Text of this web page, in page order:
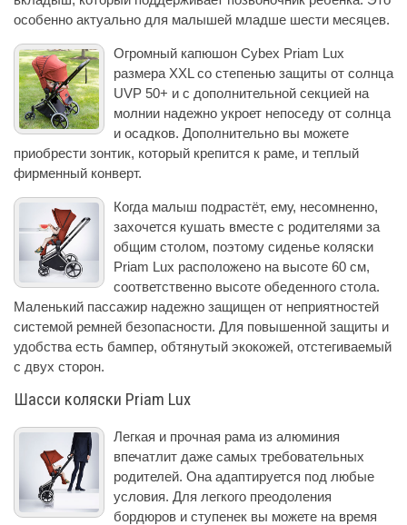
особенно актуально для малышей младше шести месяцев.
Огромный капюшон Cybex Priam Lux
размера XXL со степенью защиты от солнца
UVP 50+ и с дополнительной секцией на
молнии надежно укроет непоседу от солнца
и осадков. Дополнительно вы можете
приобрести зонтик, который крепится к раме, и теплый
фирменный конверт.
Когда малыш подрастёт, ему, несомненно,
захочется кушать вместе с родителями за
общим столом, поэтому сиденье коляски
Priam Lux расположено на высоте 60 см,
соответственно высоте обеденного стола.
Маленький пассажир надежно защищен от неприятностей
системой ремней безопасности. Для повышенной защиты и
удобства есть бампер, обтянутый экокожей, отстегиваемый
с двух сторон.
Шасси коляски Priam Lux
Легкая и прочная рама из алюминия
впечатлит даже самых требовательных
родителей. Она адаптируется под любые
условия. Для легкого преодоления
бордюров и ступенек вы можете на время